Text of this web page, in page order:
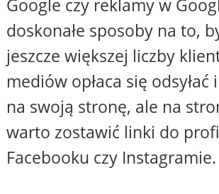
Google czy reklamy w
doskonałe sposoby na to,
jeszcze większej liczby
mediów opłaca się
na swoją stronę, ale na
warto zostawić linki do
Facebooku czy Instagramie.